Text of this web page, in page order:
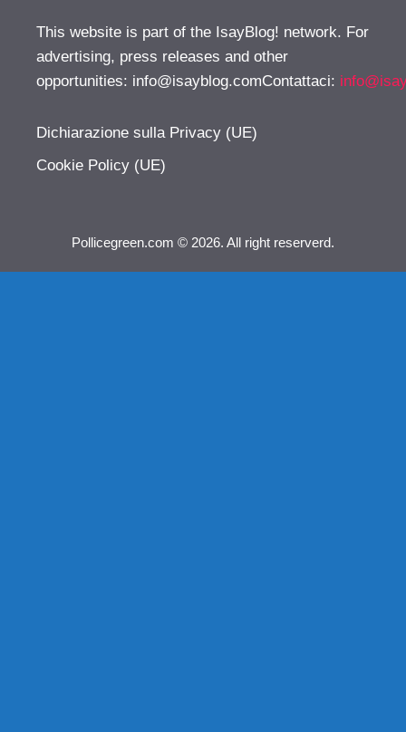
This website is part of the IsayBlog! network. For
advertising, press releases and other
opportunities: info@isayblog.comContattaci:
Dichiarazione sulla Privacy (UE)
Cookie Policy (UE)
Pollicegreen.com © 2026. All right reserverd.